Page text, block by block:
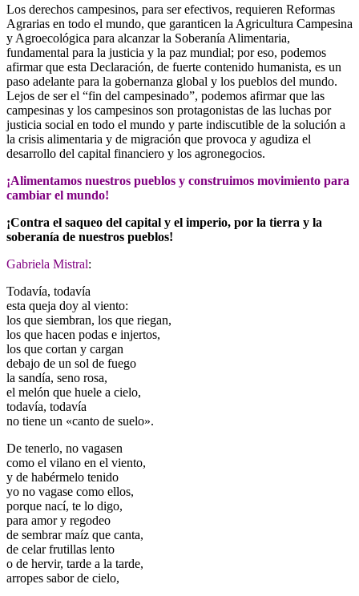
Los derechos campesinos, para ser efectivos, requieren Reformas
Agrarias en todo el mundo, que garanticen la Agricultura Campesina
y Agroecológica para alcanzar la Soberanía Alimentaria,
fundamental para la justicia y la paz mundial; por eso, podemos
afirmar que esta Declaración, de fuerte contenido humanista, es un
paso adelante para la gobernanza global y los pueblos del mundo.
Lejos de ser el “fin del campesinado”, podemos afirmar que las
campesinas y los campesinos son protagonistas de las luchas por
justicia social en todo el mundo y parte indiscutible de la solución a
la crisis alimentaria y de migración que provoca y agudiza el
desarrollo del capital financiero y los agronegocios.
¡Alimentamos nuestros pueblos y construimos movimiento para
cambiar el mundo!
¡Contra el saqueo del capital y el imperio, por la tierra y la
soberanía de nuestros pueblos!
Gabriela Mistral:
Todavía, todavía
esta queja doy al viento:
los que siembran, los que riegan,
los que hacen podas e injertos,
los que cortan y cargan
debajo de un sol de fuego
la sandía, seno rosa,
el melón que huele a cielo,
todavía, todavía
no tiene un «canto de suelo».
De tenerlo, no vagasen
como el vilano en el viento,
y de habérmelo tenido
yo no vagase como ellos,
porque nací, te lo digo,
para amor y regodeo
de sembrar maíz que canta,
de celar frutillas lento
o de hervir, tarde a la tarde,
arropes sabor de cielo,